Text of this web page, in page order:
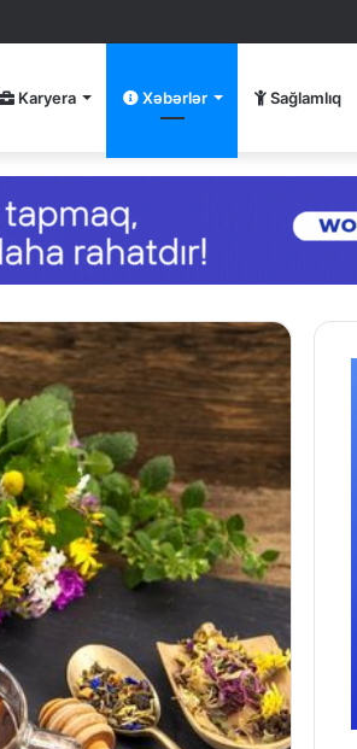
Karyera Xəbərlər Sağlamlıq